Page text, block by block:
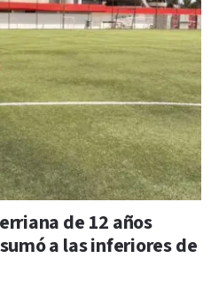
de 12 años
a las inferiores de